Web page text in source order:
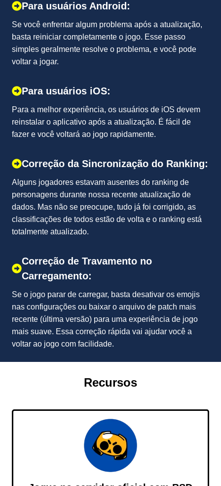
Para usuários Android:
Se você enfrentar algum problema após a atualização,
basta reiniciar completamente o jogo. Esse passo
simples geralmente resolve o problema, e você pode
voltar a jogar.
Para usuários iOS:
Para a melhor experiência, os usuários de iOS devem
reinstalar o aplicativo após a atualização. É fácil de
fazer e você voltará ao jogo rapidamente.
Correção da Sincronização do Ranking:
Alguns jogadores estavam ausentes do ranking de
personagens durante nossa recente atualização de
dados. Mas não se preocupe, tudo já foi corrigido, as
classificações de todos estão de volta e o ranking está
totalmente atualizado.
Correção de Travamento no
Carregamento:
Se o jogo parar de carregar, basta desativar os emojis
nas configurações ou baixar o arquivo de patch mais
recente (última versão) para uma experiência de jogo
mais suave. Essa correção rápida vai ajudar você a
voltar ao jogo com facilidade.
Recursos